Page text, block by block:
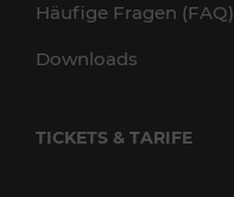
Häufige Fragen (FAQ)
Downloads
TICKETS & TARIFE